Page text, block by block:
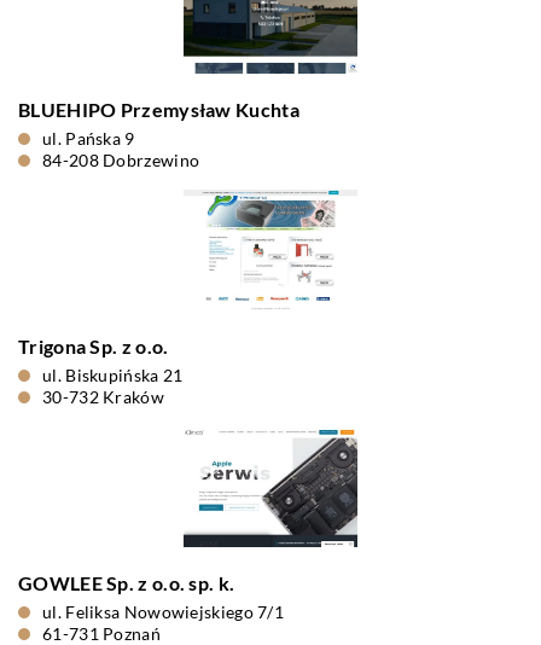
BLUEHIPO Przemysław Kuchta
ul. Pańska 9
84-208 Dobrzewino
Trigona Sp. z o.o.
ul. Biskupińska 21
30-732 Kraków
GOWLEE Sp. z o.o. sp. k.
ul. Feliksa Nowowiejskiego 7/1
61-731 Poznań